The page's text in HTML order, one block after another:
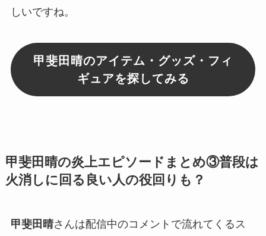
しいですね。
甲斐田晴のアイテム・グッズ・フィ
ギュアを探してみる
甲斐田晴の炎上エピソードまとめ③普段は
火消しに回る良い人の役回りも？
甲斐田晴さんは配信中のコメントで流れてくるス